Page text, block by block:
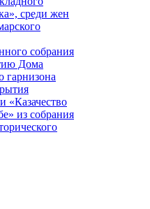
среди жен
собрания
Дома
гарнизона
«Казачество
из собрания